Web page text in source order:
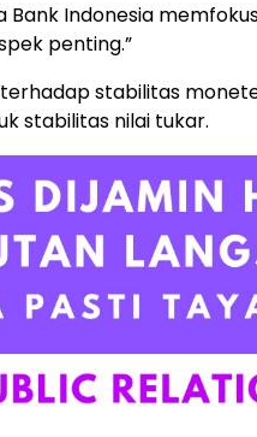
Bank Indonesia
penting.”
stabilitas
stabilitas nilai tukar.